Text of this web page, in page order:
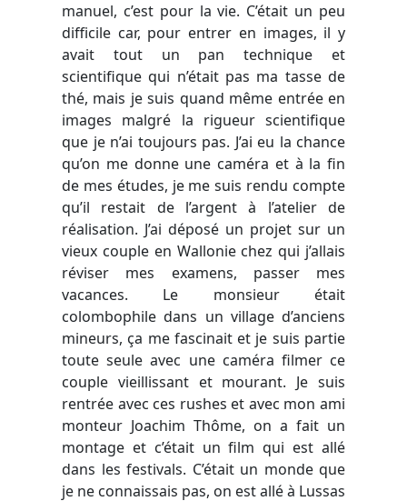
manuel, c’est pour la vie. C’était un peu
difficile car, pour entrer en images, il y
avait tout un pan technique et
scientifique qui n’était pas ma tasse de
thé, mais je suis quand même entrée en
images malgré la rigueur scientifique
que je n’ai toujours pas. J’ai eu la chance
qu’on me donne une caméra et à la fin
de mes études, je me suis rendu compte
qu’il restait de l’argent à l’atelier de
réalisation. J’ai déposé un projet sur un
vieux couple en Wallonie chez qui j’allais
réviser mes examens, passer mes
vacances. Le monsieur était
colombophile dans un village d’anciens
mineurs, ça me fascinait et je suis partie
toute seule avec une caméra filmer ce
couple vieillissant et mourant. Je suis
rentrée avec ces rushes et avec mon ami
monteur Joachim Thôme, on a fait un
montage et c’était un film qui est allé
dans les festivals. C’était un monde que
je ne connaissais pas, on est allé à Lussas